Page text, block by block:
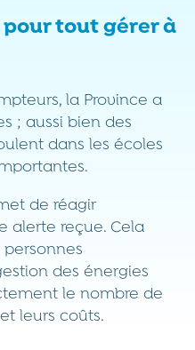
tout gérer à
la Province a
; aussi bien des
dans les écoles
de réagir
alerte reçue. Cela
personnes
des énergies
le nombre de
leurs coûts.